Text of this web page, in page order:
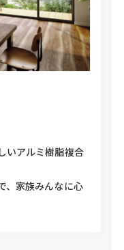
いアルミ樹脂複合
、家族みんなに心